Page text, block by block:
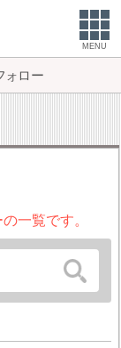
MENU
ォロー
一覧です。